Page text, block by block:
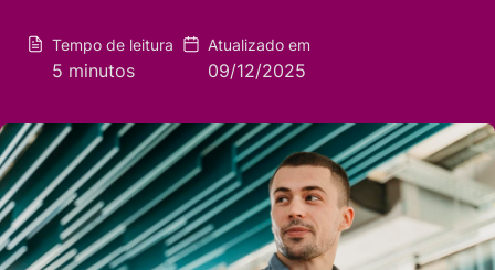
Tempo de leitura
5 minutos
Atualizado em
09/12/2025